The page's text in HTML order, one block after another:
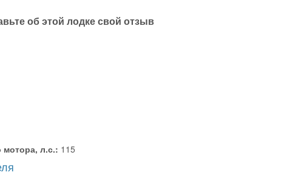
об этой лодке свой отзыв
мотора, л.с.: 115